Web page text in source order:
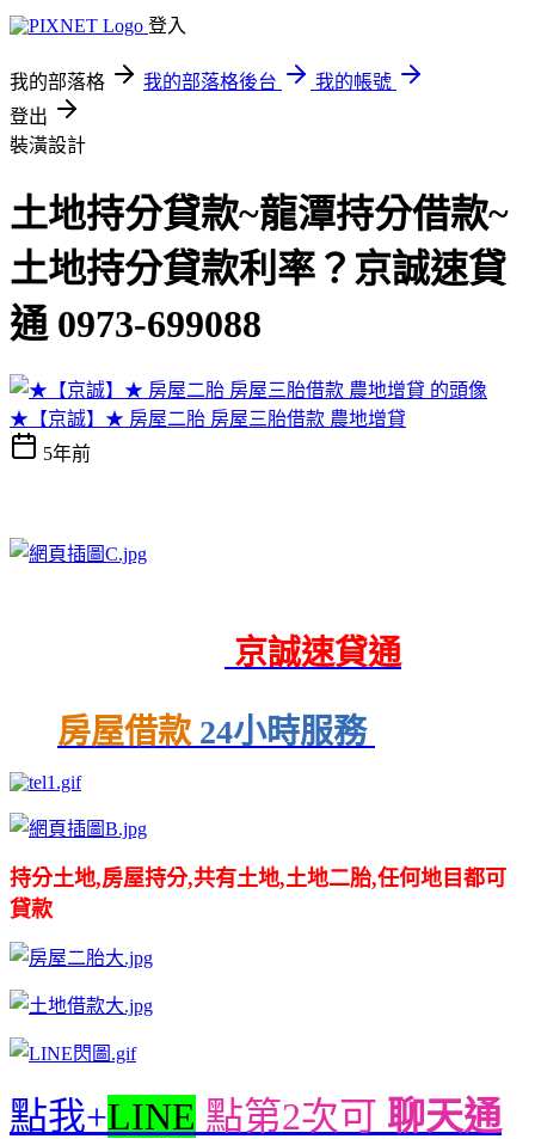
登入
我的部落格 我的部落格後台
我的帳號
登出
裝潢設計
土地持分貸款~龍潭持分借款~
土地持分貸款利率？京誠速貸
通 0973-699088
★【京誠】★ 房屋二胎 房屋三胎借款 農地增貸
5年前
京誠速貸通
房屋借款 24小時服務
持分土地,房屋持分,共有土地,土地二胎,任何地目都可
貸款
點我+LINE 點第2次可 聊天通